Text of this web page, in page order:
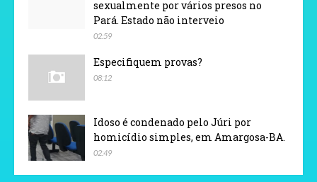
sexualmente por vários presos no
Pará. Estado não interveio
02:59
Especifiquem provas?
08:12
Idoso é condenado pelo Júri por
homicídio simples, em Amargosa-BA.
02:49